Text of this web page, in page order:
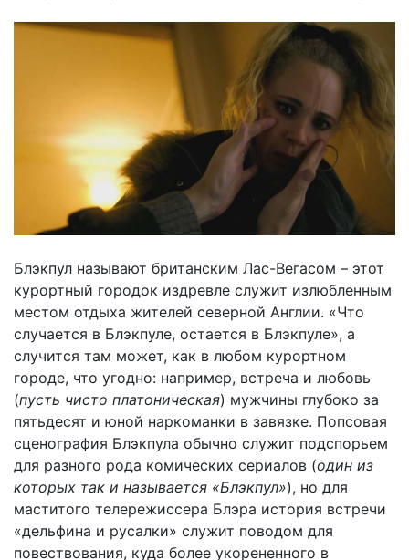
Блэкпул называют британским Лас-Вегасом – этот
курортный городок издревле служит излюбленным
местом отдыха жителей северной Англии. «Что
случается в Блэкпуле, остается в Блэкпуле», а
случится там может, как в любом курортном
городе, что угодно: например, встреча и любовь
(пусть чисто платоническая) мужчины глубоко за
пятьдесят и юной наркоманки в завязке. Попсовая
сценография Блэкпула обычно служит подспорьем
для разного рода комических сериалов (один из
которых так и называется «Блэкпул»), но для
маститого телережиссера Блэра история встречи
«дельфина и русалки» служит поводом для
повествования, куда более укорененного в